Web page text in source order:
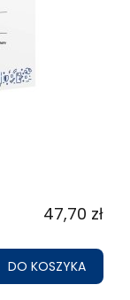
47,70 zł
DO KOSZYKA